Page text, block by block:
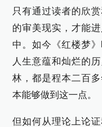
只有通过读者的欣
的审美现实，才能
中。如今《红楼梦
人生意蕴和灿烂的
林，都是程本二百
本能够做到这一点。
但如何从理论上论